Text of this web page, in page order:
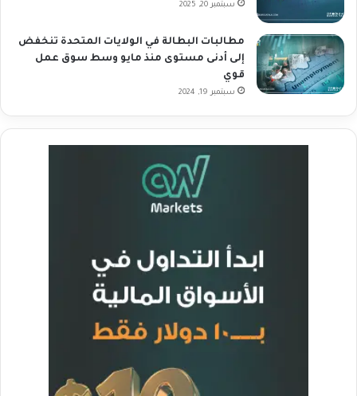
سبتمبر 20, 2025
مطالبات البطالة في الولايات المتحدة تنخفض
إلى أدنى مستوى منذ مايو وسط سوق عمل
قوي
سبتمبر 19, 2024